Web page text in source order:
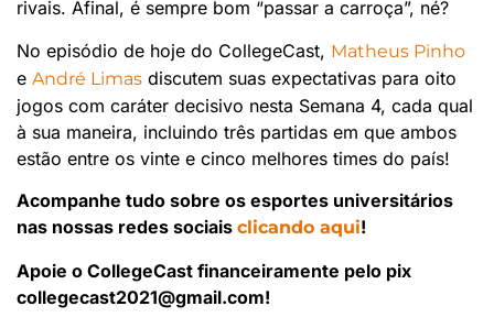
rivais. Afinal, é sempre bom “passar a carroça”, né?
No episódio de hoje do CollegeCast, Matheus Pinho
e André Limas discutem suas expectativas para oito
jogos com caráter decisivo nesta Semana 4, cada qual
à sua maneira, incluindo três partidas em que ambos
estão entre os vinte e cinco melhores times do país!
Acompanhe tudo sobre os esportes universitários
nas nossas redes sociais clicando aqui!
Apoie o CollegeCast financeiramente pelo pix
collegecast2021@gmail.com!